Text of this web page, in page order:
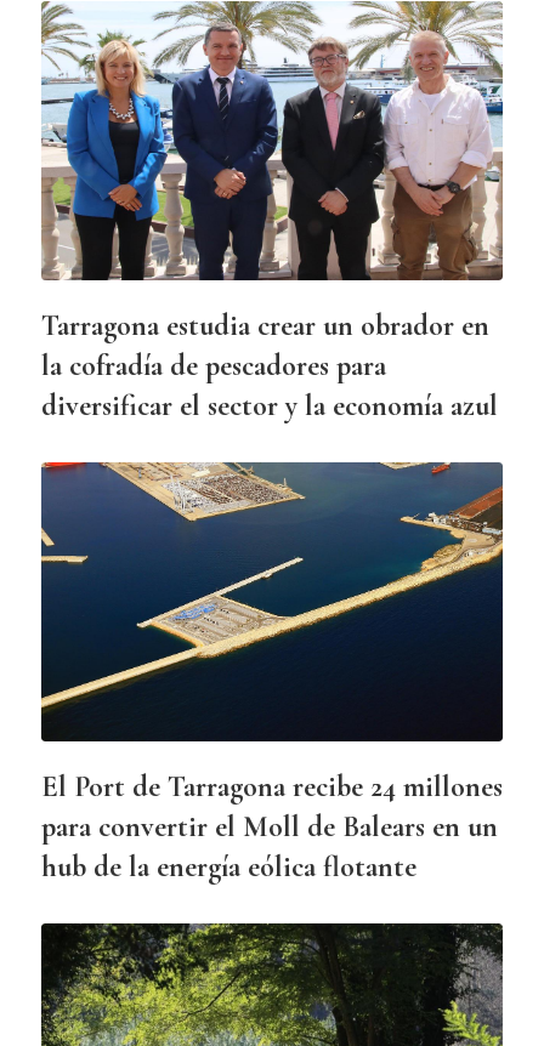
Tarragona estudia crear un obrador en
la cofradía de pescadores para
diversificar el sector y la economía azul
El Port de Tarragona recibe 24 millones
para convertir el Moll de Balears en un
hub de la energía eólica flotante